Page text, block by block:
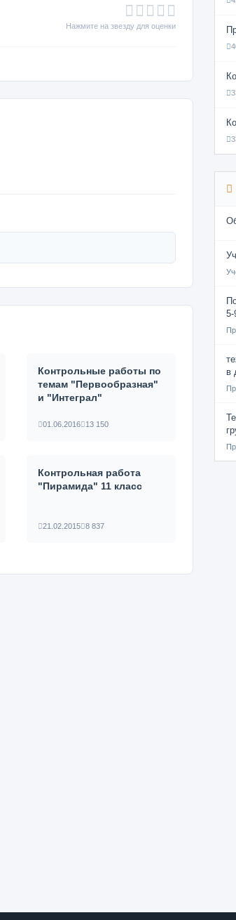
Нажмите на звезду для оценки
Контрольные работы по
темам "Первообразная"
и "Интеграл"
01.06.2016 13 150
Контрольная работа
"Пирамида" 11 класс
21.02.2015 8 837
в